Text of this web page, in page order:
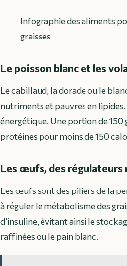
Infographie des aliments
graisses
Le poisson blanc et les
Le cabillaud, la dorade ou le
nutriments et pauvres en
énergétique. Une portion de
protéines pour moins de 150
Les œufs, des régulateurs
Les œufs sont des piliers de la
à réguler le métabolisme des
d’insuline, évitant ainsi le
raffinées ou le pain blanc.